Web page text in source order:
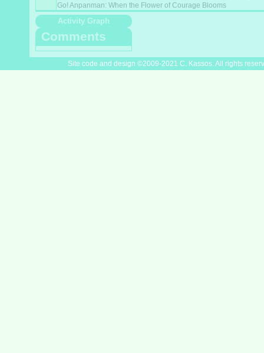
Go! Anpanman: When the Flower of Courage Blooms
Activity Graph
Comments
Site code and design ©2009-2021 C. Kassos. All rights